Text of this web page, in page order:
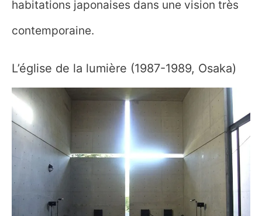
habitations japonaises dans une vision très
contemporaine.
L’église de la lumière (1987-1989, Osaka)